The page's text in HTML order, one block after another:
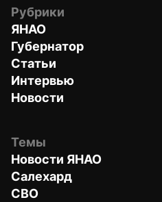
Рубрики
ЯНАО
Губернатор
Статьи
Интервью
Новости
Темы
Новости ЯНАО
Салехард
СВО